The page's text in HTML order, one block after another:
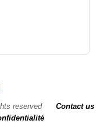
reserved
Contact us